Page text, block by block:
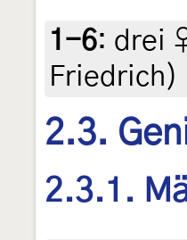
1-6: drei
Friedrich)
2.3.
2.3.1.